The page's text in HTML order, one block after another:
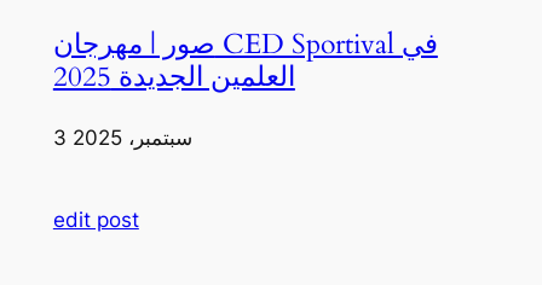
صور | مهرجان CED Sportival في
العلمين الجديدة 2025
3 سبتمبر، 2025
edit post